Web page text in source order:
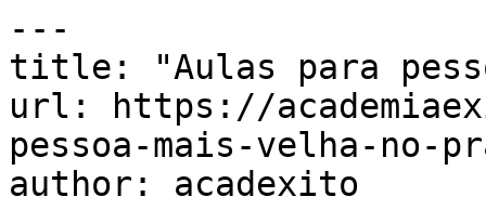
---
title: "Aulas para
url: https://
pessoa-mais-velha-no-
author: acadexito